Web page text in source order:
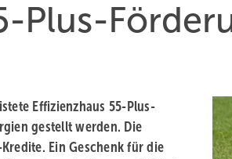
Plus-
Effizienzhaus 55-Plus-
gestellt werden. Die
Ein Geschenk für die